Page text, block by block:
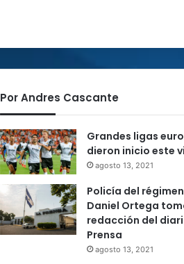
Por Andres Cascante
Grandes ligas
dieron inicio este
agosto 13, 2021
Policía del
Daniel Ortega
redacción del
Prensa
agosto 13, 2021